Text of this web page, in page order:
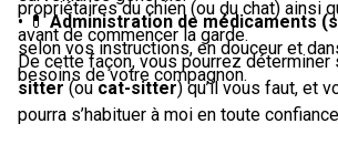
• 💊 Administration de médicaments
selon vos instructions, en douceur et
besoins de votre compagnon.
propriétaires du chien (ou du chat) ainsi
avant de commencer la garde.
De cette façon, vous pourrez déterminer
sitter (ou cat-sitter) qu’il vous faut, et
pourra s’habituer à moi en toute